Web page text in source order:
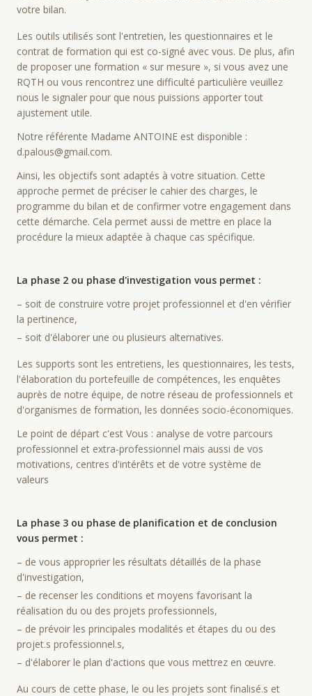
votre bilan.
Les outils utilisés sont l'entretien, les questionnaires et le
contrat de formation qui est co-signé avec vous. De plus, afin
de proposer une formation « sur mesure », si vous avez une
RQTH ou vous rencontrez une difficulté particulière veuillez
nous le signaler pour que nous puissions apporter tout
ajustement utile.
Notre référente Madame ANTOINE est disponible :
d.palous@gmail.com.
Ainsi, les objectifs sont adaptés à votre situation. Cette
approche permet de préciser le cahier des charges, le
programme du bilan et de confirmer votre engagement dans
cette démarche. Cela permet aussi de mettre en place la
procédure la mieux adaptée à chaque cas spécifique.
La phase 2 ou phase d'investigation vous permet :
– soit de construire votre projet professionnel et d'en vérifier
la pertinence,
– soit d'élaborer une ou plusieurs alternatives.
Les supports sont les entretiens, les questionnaires, les tests,
l'élaboration du portefeuille de compétences, les enquêtes
auprès de notre équipe, de notre réseau de professionnels et
d'organismes de formation, les données socio-économiques.
Le point de départ c'est Vous : analyse de votre parcours
professionnel et extra-professionnel mais aussi de vos
motivations, centres d'intérêts et de votre système de
valeurs
La phase 3 ou phase de planification et de conclusion
vous permet :
– de vous approprier les résultats détaillés de la phase
d'investigation,
– de recenser les conditions et moyens favorisant la
réalisation du ou des projets professionnels,
– de prévoir les principales modalités et étapes du ou des
projet.s professionnel.s,
– d'élaborer le plan d'actions que vous mettrez en œuvre.
Au cours de cette phase, le ou les projets sont finalisé.s et